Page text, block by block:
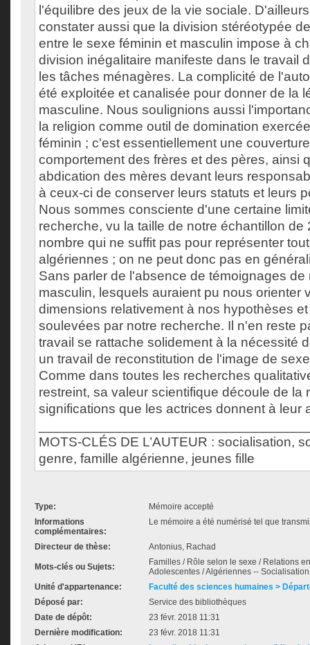
l'équilibre des jeux de la vie sociale.
constater aussi que la division stéréotypée
entre le sexe féminin et masculin impose à
division inégalitaire manifeste dans le travail
les tâches ménagères. La complicité de
été exploitée et canalisée pour donner de la
masculine. Nous soulignions aussi
la religion comme outil de domination
féminin ; c'est essentiellement une
comportement des frères et des pères, ainsi
abdication des mères devant leurs
à ceux-ci de conserver leurs statuts et leurs
Nous sommes consciente d'une certaine
recherche, vu la taille de notre échantillon de
nombre qui ne suffit pas pour représenter
algériennes ; on ne peut donc pas en
Sans parler de l'absence de témoignages
masculin, lesquels auraient pu nous orienter
dimensions relativement à nos hypothèses
soulevées par notre recherche. Il n'en reste
travail se rattache solidement à la nécessité
un travail de reconstitution de l'image de
Comme dans toutes les recherches
restreint, sa valeur scientifique découle de la
significations que les actrices donnent à leur
MOTS-CLÉS DE L’AUTEUR : socialisation,
genre, famille algérienne, jeunes fille
Type:
Mémoire accepté
Informations
complémentaires:
Le mémoire a été numérisé tel que
Directeur de thèse: Antonius, Rachad
Mots-clés ou Sujets:
Familles / Rôle selon le sexe / Relations
Adolescentes / Algériennes --
Unité d'appartenance:
Faculté des sciences humaines >
Déposé par:
Service des bibliothèques
Date de dépôt:
23 févr. 2018 11:31
Dernière modification:
23 févr. 2018 11:31